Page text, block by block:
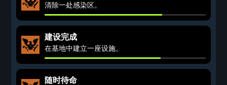
清除一处感染区。
建设完成
在基地中建立一座设施。
随时待命